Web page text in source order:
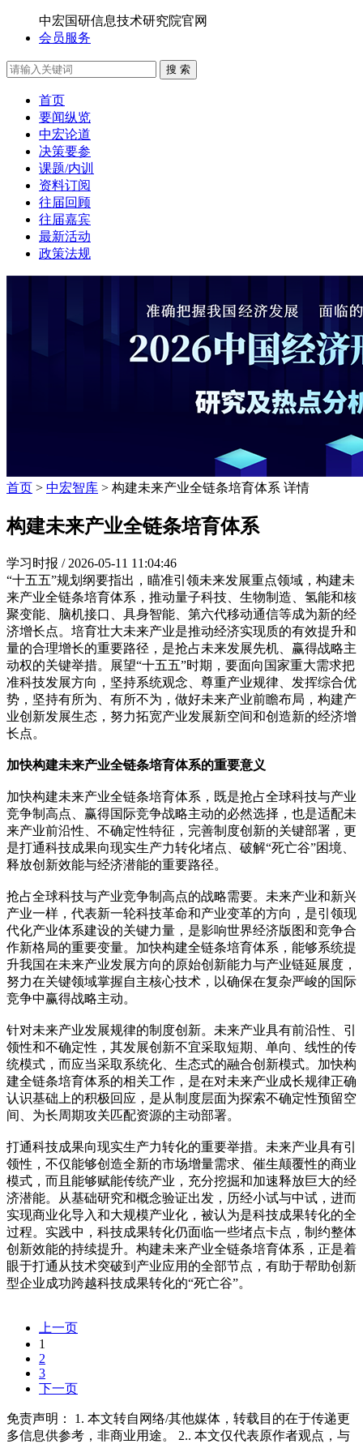
中宏国研信息技术研究院官网
会员服务
搜 索
首页
要闻纵览
中宏论道
决策要参
课题/内训
资料订阅
往届回顾
往届嘉宾
最新活动
政策法规
首页 > 中宏智库 > 构建未来产业全链条培育体系 详情
构建未来产业全链条培育体系
学习时报 / 2026-05-11 11:04:46
“十五五”规划纲要指出，瞄准引领未来发展重点领域，构建未
来产业全链条培育体系，推动量子科技、生物制造、氢能和核
聚变能、脑机接口、具身智能、第六代移动通信等成为新的经
济增长点。培育壮大未来产业是推动经济实现质的有效提升和
量的合理增长的重要路径，是抢占未来发展先机、赢得战略主
动权的关键举措。展望“十五五”时期，要面向国家重大需求把
准科技发展方向，坚持系统观念、尊重产业规律、发挥综合优
势，坚持有所为、有所不为，做好未来产业前瞻布局，构建产
业创新发展生态，努力拓宽产业发展新空间和创造新的经济增
长点。
加快构建未来产业全链条培育体系的重要意义
加快构建未来产业全链条培育体系，既是抢占全球科技与产业
竞争制高点、赢得国际竞争战略主动的必然选择，也是适配未
来产业前沿性、不确定性特征，完善制度创新的关键部署，更
是打通科技成果向现实生产力转化堵点、破解“死亡谷”困境、
释放创新效能与经济潜能的重要路径。
抢占全球科技与产业竞争制高点的战略需要。未来产业和新兴
产业一样，代表新一轮科技革命和产业变革的方向，是引领现
代化产业体系建设的关键力量，是影响世界经济版图和竞争合
作新格局的重要变量。加快构建全链条培育体系，能够系统提
升我国在未来产业发展方向的原始创新能力与产业链延展度，
努力在关键领域掌握自主核心技术，以确保在复杂严峻的国际
竞争中赢得战略主动。
针对未来产业发展规律的制度创新。未来产业具有前沿性、引
领性和不确定性，其发展创新不宜采取短期、单向、线性的传
统模式，而应当采取系统化、生态式的融合创新模式。加快构
建全链条培育体系的相关工作，是在对未来产业成长规律正确
认识基础上的积极回应，是从制度层面为探索不确定性预留空
间、为长周期攻关匹配资源的主动部署。
打通科技成果向现实生产力转化的重要举措。未来产业具有引
领性，不仅能够创造全新的市场增量需求、催生颠覆性的商业
模式，而且能够赋能传统产业，充分挖掘和加速释放巨大的经
济潜能。从基础研究和概念验证出发，历经小试与中试，进而
实现商业化导入和大规模产业化，被认为是科技成果转化的全
过程。实践中，科技成果转化仍面临一些堵点卡点，制约整体
创新效能的持续提升。构建未来产业全链条培育体系，正是着
眼于打通从技术突破到产业应用的全部节点，有助于帮助创新
型企业成功跨越科技成果转化的“死亡谷”。
上一页
1
2
3
下一页
免责声明： 1. 本文转自网络/其他媒体，转载目的在于传递更
多信息供参考，非商业用途。 2.. 本文仅代表原作者观点，与